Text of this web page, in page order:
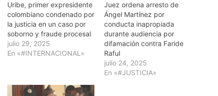
Uribe, primer expresidente
colombiano condenado por
la justicia en un caso por
soborno y fraude procesal
julio 29, 2025
En «#INTERNACIONAL»
Juez ordena arresto de
Ángel Martínez por
conducta inapropiada
durante audiencia por
difamación contra Faride
Raful
julio 24, 2025
En «#JUSTICIA»